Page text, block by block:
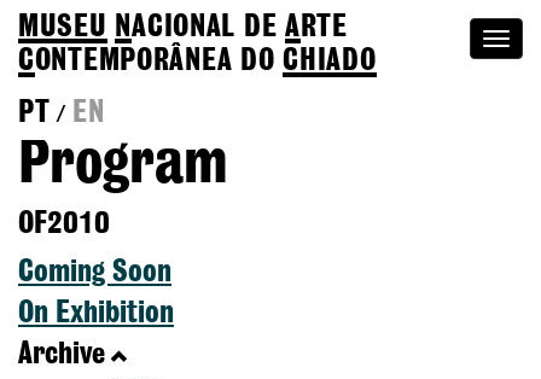
MUSEU NACIONAL DEA RTE
CONTEMPORÂNEA DOCHIADO
PT
/ EN
Program
OF2010
Coming Soon
On Exhibition
Archive